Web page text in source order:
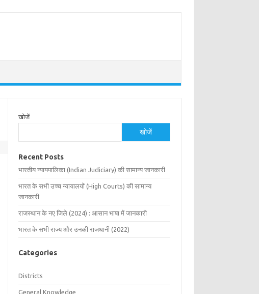
खोजें
खोजें
Recent Posts
भारतीय न्यायपालिका (Indian Judiciary) की सामान्य जानकारी
भारत के सभी उच्च न्यायालयों (High Courts) की सामान्य
जानकारी
राजस्थान के नए जिले (2024) : आसान भाषा में जानकारी
भारत के सभी राज्य और उनकी राजधानी (2022)
Categories
Districts
General Knowledge